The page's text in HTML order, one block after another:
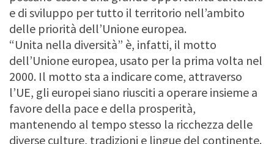
e di sviluppo per tutto il territorio nell’ambito
delle priorità dell’Unione europea.
“Unita nella diversità” è, infatti, il motto
dell’Unione europea, usato per la prima volta nel
2000. Il motto sta a indicare come, attraverso
l’UE, gli europei siano riusciti a operare insieme a
favore della pace e della prosperità,
mantenendo al tempo stesso la ricchezza delle
diverse culture, tradizioni e lingue del continente.